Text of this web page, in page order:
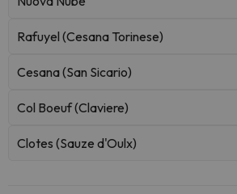
Rafuyel (Cesana Torinese)
Cesana (San Sicario)
Col Boeuf (Claviere)
Clotes (Sauze d'Oulx)